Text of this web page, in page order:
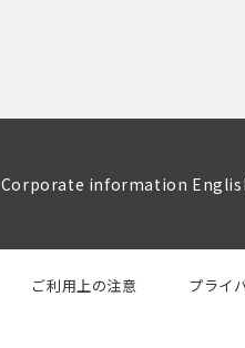
Corporate information
ご利用上の注意 プライ